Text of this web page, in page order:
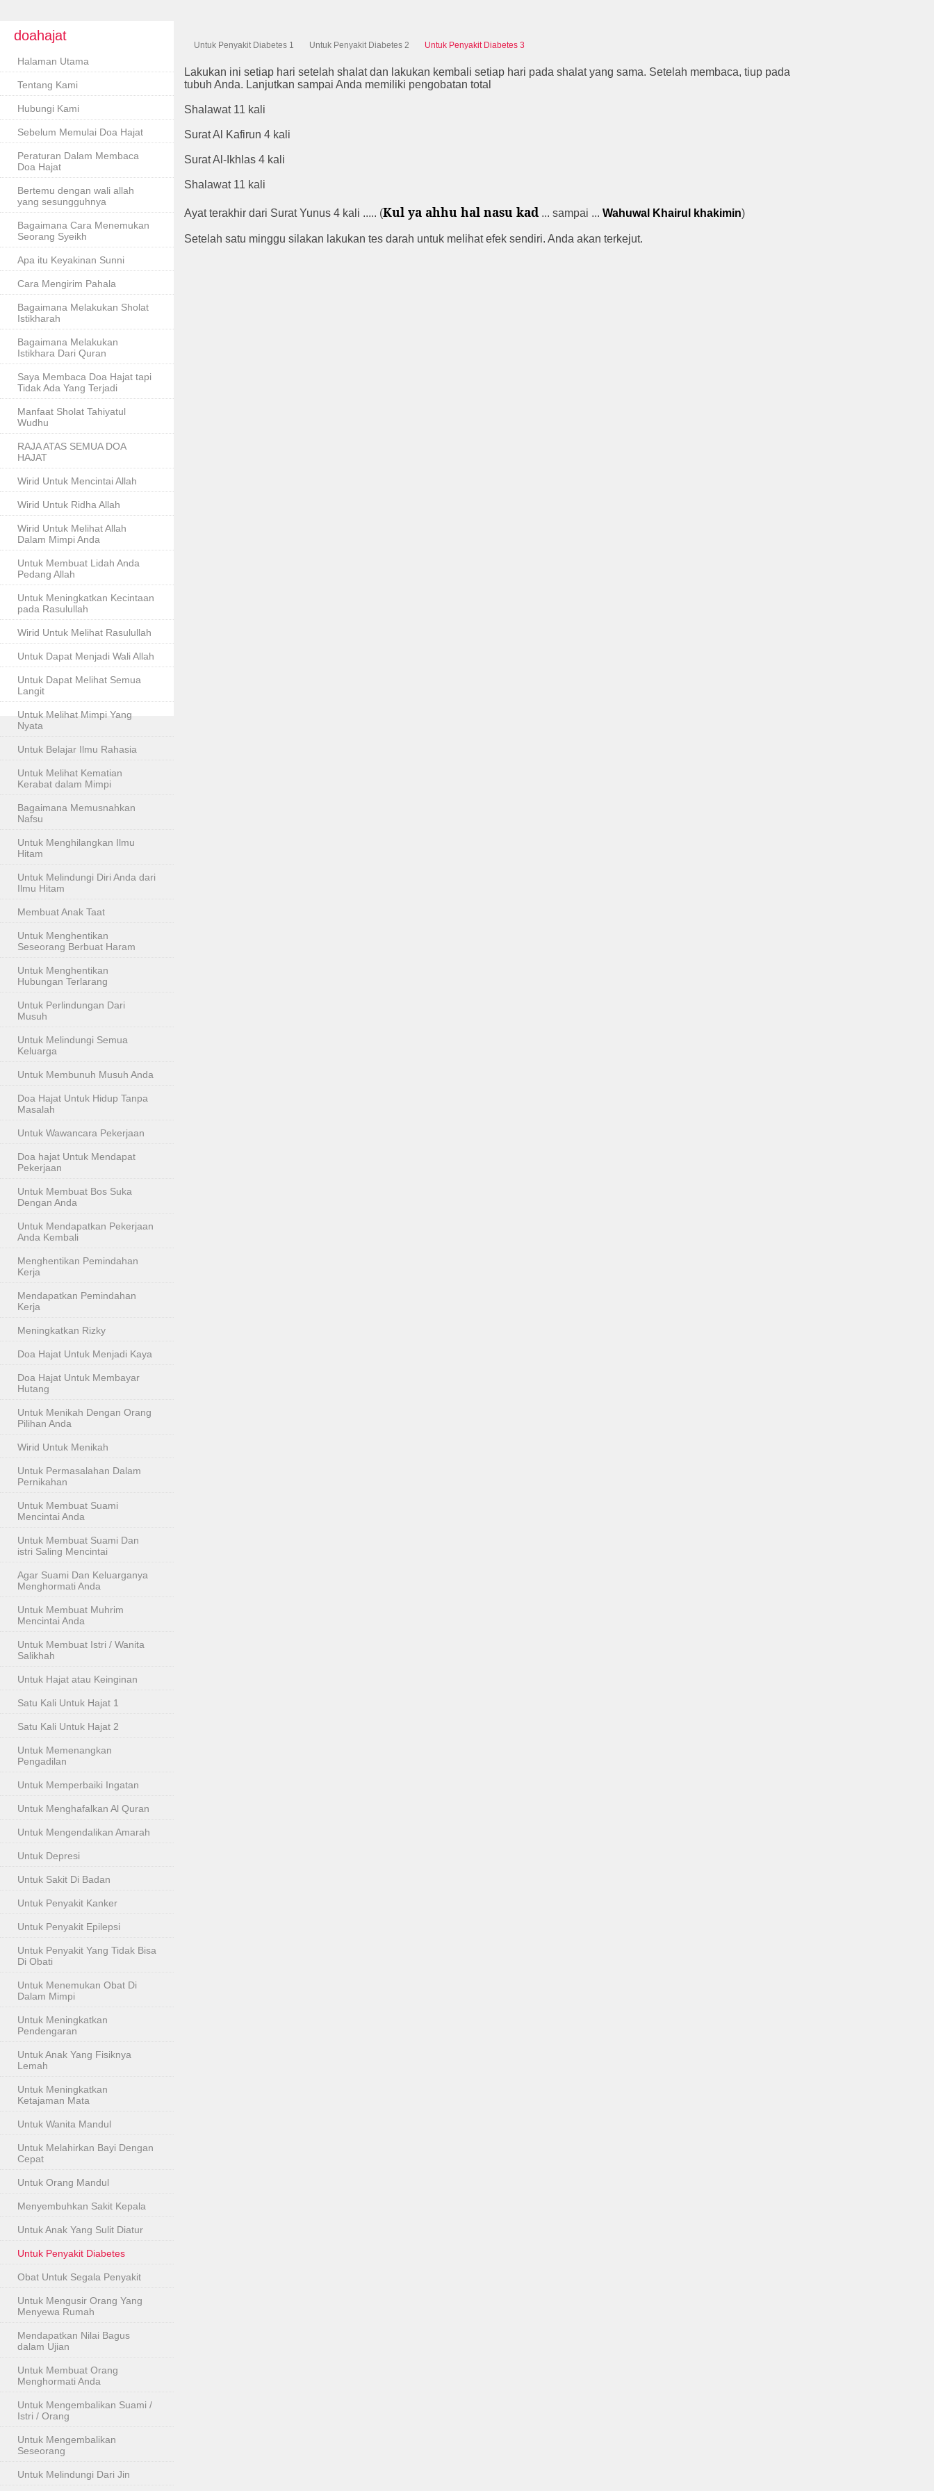
doahajat
Halaman Utama
Tentang Kami
Hubungi Kami
Sebelum Memulai Doa Hajat
Peraturan Dalam Membaca
Doa Hajat
Bertemu dengan wali allah
yang sesungguhnya
Bagaimana Cara Menemukan
Seorang Syeikh
Apa itu Keyakinan Sunni
Cara Mengirim Pahala
Bagaimana Melakukan Sholat
Istikharah
Bagaimana Melakukan
Istikhara Dari Quran
Saya Membaca Doa Hajat tapi
Tidak Ada Yang Terjadi
Manfaat Sholat Tahiyatul
Wudhu
RAJA ATAS SEMUA DOA
HAJAT
Wirid Untuk Mencintai Allah
Wirid Untuk Ridha Allah
Wirid Untuk Melihat Allah
Dalam Mimpi Anda
Untuk Membuat Lidah Anda
Pedang Allah
Untuk Meningkatkan Kecintaan
pada Rasulullah
Wirid Untuk Melihat Rasulullah
Untuk Dapat Menjadi Wali Allah
Untuk Dapat Melihat Semua
Langit
Untuk Melihat Mimpi Yang
Nyata
Untuk Belajar Ilmu Rahasia
Untuk Melihat Kematian
Kerabat dalam Mimpi
Bagaimana Memusnahkan
Nafsu
Untuk Menghilangkan Ilmu
Hitam
Untuk Melindungi Diri Anda dari
Ilmu Hitam
Membuat Anak Taat
Untuk Menghentikan
Seseorang Berbuat Haram
Untuk Menghentikan
Hubungan Terlarang
Untuk Perlindungan Dari
Musuh
Untuk Melindungi Semua
Keluarga
Untuk Membunuh Musuh Anda
Doa Hajat Untuk Hidup Tanpa
Masalah
Untuk Wawancara Pekerjaan
Doa hajat Untuk Mendapat
Pekerjaan
Untuk Membuat Bos Suka
Dengan Anda
Untuk Mendapatkan Pekerjaan
Anda Kembali
Menghentikan Pemindahan
Kerja
Mendapatkan Pemindahan
Kerja
Meningkatkan Rizky
Doa Hajat Untuk Menjadi Kaya
Doa Hajat Untuk Membayar
Hutang
Untuk Menikah Dengan Orang
Pilihan Anda
Wirid Untuk Menikah
Untuk Permasalahan Dalam
Pernikahan
Untuk Membuat Suami
Mencintai Anda
Untuk Membuat Suami Dan
istri Saling Mencintai
Agar Suami Dan Keluarganya
Menghormati Anda
Untuk Membuat Muhrim
Mencintai Anda
Untuk Membuat Istri / Wanita
Salikhah
Untuk Hajat atau Keinginan
Satu Kali Untuk Hajat 1
Satu Kali Untuk Hajat 2
Untuk Memenangkan
Pengadilan
Untuk Memperbaiki Ingatan
Untuk Menghafalkan Al Quran
Untuk Mengendalikan Amarah
Untuk Depresi
Untuk Sakit Di Badan
Untuk Penyakit Kanker
Untuk Penyakit Epilepsi
Untuk Penyakit Yang Tidak Bisa
Di Obati
Untuk Menemukan Obat Di
Dalam Mimpi
Untuk Meningkatkan
Pendengaran
Untuk Anak Yang Fisiknya
Lemah
Untuk Meningkatkan
Ketajaman Mata
Untuk Wanita Mandul
Untuk Melahirkan Bayi Dengan
Cepat
Untuk Orang Mandul
Menyembuhkan Sakit Kepala
Untuk Anak Yang Sulit Diatur
Untuk Penyakit Diabetes
Obat Untuk Segala Penyakit
Untuk Mengusir Orang Yang
Menyewa Rumah
Mendapatkan Nilai Bagus
dalam Ujian
Untuk Membuat Orang
Menghormati Anda
Untuk Mengembalikan Suami /
Istri / Orang
Untuk Mengembalikan
Seseorang
Untuk Melindungi Dari Jin
Untuk Penyakit Diabetes 1 Untuk Penyakit Diabetes 2 Untuk Penyakit Diabetes 3
Lakukan ini setiap hari setelah shalat dan lakukan kembali setiap hari pada shalat yang sama. Setelah membaca, tiup pada
tubuh Anda. Lanjutkan sampai Anda memiliki pengobatan total
Shalawat 11 kali
Surat Al Kafirun 4 kali
Surat Al-Ikhlas 4 kali
Shalawat 11 kali
Ayat terakhir dari Surat Yunus 4 kali ..... (Kul ya ahhu hal nasu kad ... sampai ... Wahuwal Khairul khakimin)
Setelah satu minggu silakan lakukan tes darah untuk melihat efek sendiri. Anda akan terkejut.